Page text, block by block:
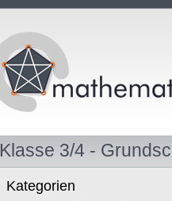
Klasse 3/4 -
Kategorien